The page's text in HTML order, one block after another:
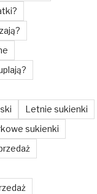
Letnie sukienki
sukienki